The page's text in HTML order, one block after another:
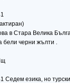
в Стара Велика
бели черни жълти .
Седем езика, но